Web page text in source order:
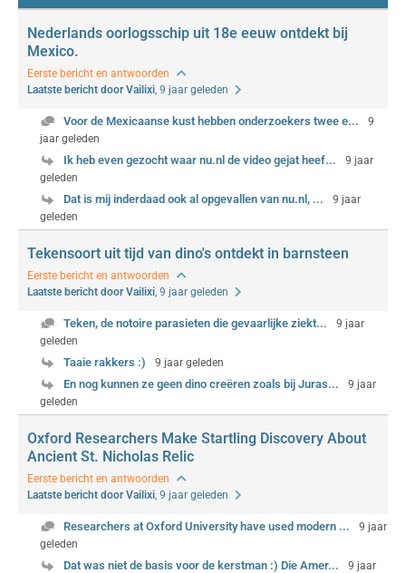
Nederlands oorlogsschip uit 18e eeuw ontdekt bij
Mexico.
Eerste bericht en antwoorden
Laatste bericht door Vailixi, 9 jaar geleden
Voor de Mexicaanse kust hebben onderzoekers twee e...
9
jaar geleden
Ik heb even gezocht waar nu.nl de video gejat heef...
9 jaar
geleden
Dat is mij inderdaad ook al opgevallen van nu.nl, ...
9 jaar
geleden
Tekensoort uit tijd van dino's ontdekt in barnsteen
Eerste bericht en antwoorden
Laatste bericht door Vailixi, 9 jaar geleden
Teken, de notoire parasieten die gevaarlijke ziekt...
9 jaar
geleden
Taaie rakkers :) 9 jaar geleden
En nog kunnen ze geen dino creëren zoals bij Juras...
9 jaar
geleden
Oxford Researchers Make Startling Discovery About
Ancient St. Nicholas Relic
Eerste bericht en antwoorden
Laatste bericht door Vailixi, 9 jaar geleden
Researchers at Oxford University have used modern ...
9 jaar
geleden
Dat was niet de basis voor de kerstman :) Die Amer...
9 jaar